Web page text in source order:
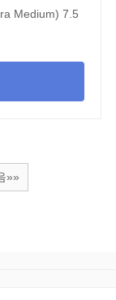
Medium) 7.5
»»